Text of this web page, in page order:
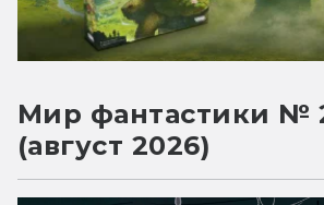
Мир фантастики №
(август 2026)